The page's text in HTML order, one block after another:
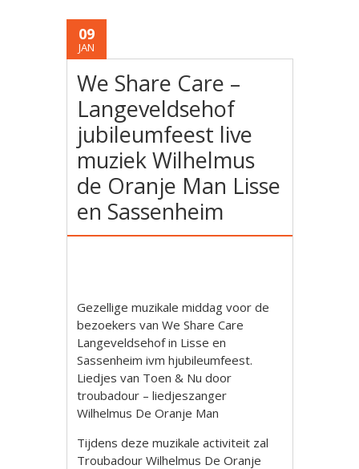
09
JAN
We Share Care –
Langeveldsehof
jubileumfeest live
muziek Wilhelmus
de Oranje Man Lisse
en Sassenheim
Gezellige muzikale middag voor de
bezoekers van We Share Care
Langeveldsehof in Lisse en
Sassenheim ivm hjubileumfeest.
Liedjes van Toen & Nu door
troubadour – liedjeszanger
Wilhelmus De Oranje Man
Tijdens deze muzikale activiteit zal
Troubadour Wilhelmus De Oranje